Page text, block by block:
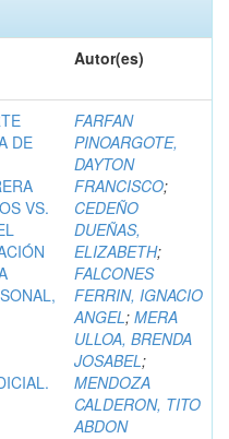
Autor(es)
DE
VS.
FARFAN
PINOARGOTE,
DAYTON
FRANCISCO;
CEDEÑO
DUEÑAS,
ELIZABETH;
FALCONES
FERRIN, IGNACIO
ANGEL; MERA
ULLOA, BRENDA
JOSABEL;
MENDOZA
CALDERON, TITO
ABDON